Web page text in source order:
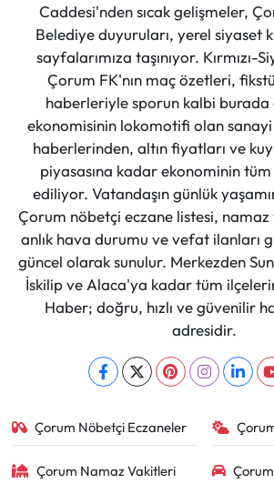
Caddesi'nden sıcak gelişmeler,
Belediye duyuruları, yerel siyaset
sayfalarımıza taşınıyor. Kırmızı-
Çorum FK'nın maç özetleri,
haberleriyle sporun kalbi burada
ekonomisinin lokomotifi olan sanayi
haberlerinden, altın fiyatları ve
piyasasına kadar ekonominin
ediliyor. Vatandaşın günlük
Çorum nöbetçi eczane listesi,
anlık hava durumu ve vefat ilanları
güncel olarak sunulur. Merkezden
İskilip ve Alaca'ya kadar tüm
Haber; doğru, hızlı ve güvenilir
adresidir.
Çorum Nöbetçi Eczaneler
Çorum Namaz Vakitleri